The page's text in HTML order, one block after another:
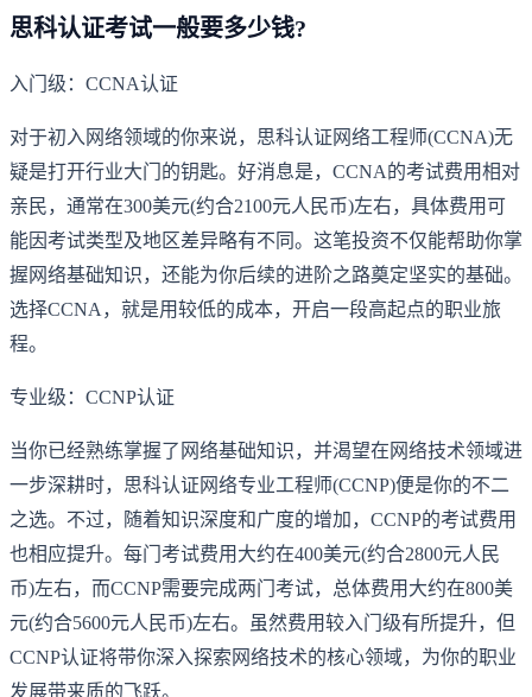
思科认证考试一般要多少钱?
入门级：CCNA认证
对于初入网络领域的你来说，思科认证网络工程师(CCNA)无
疑是打开行业大门的钥匙。好消息是，CCNA的考试费用相对
亲民，通常在300美元(约合2100元人民币)左右，具体费用可
能因考试类型及地区差异略有不同。这笔投资不仅能帮助你掌
握网络基础知识，还能为你后续的进阶之路奠定坚实的基础。
选择CCNA，就是用较低的成本，开启一段高起点的职业旅
程。
专业级：CCNP认证
当你已经熟练掌握了网络基础知识，并渴望在网络技术领域进
一步深耕时，思科认证网络专业工程师(CCNP)便是你的不二
之选。不过，随着知识深度和广度的增加，CCNP的考试费用
也相应提升。每门考试费用大约在400美元(约合2800元人民
币)左右，而CCNP需要完成两门考试，总体费用大约在800美
元(约合5600元人民币)左右。虽然费用较入门级有所提升，但
CCNP认证将带你深入探索网络技术的核心领域，为你的职业
发展带来质的飞跃。